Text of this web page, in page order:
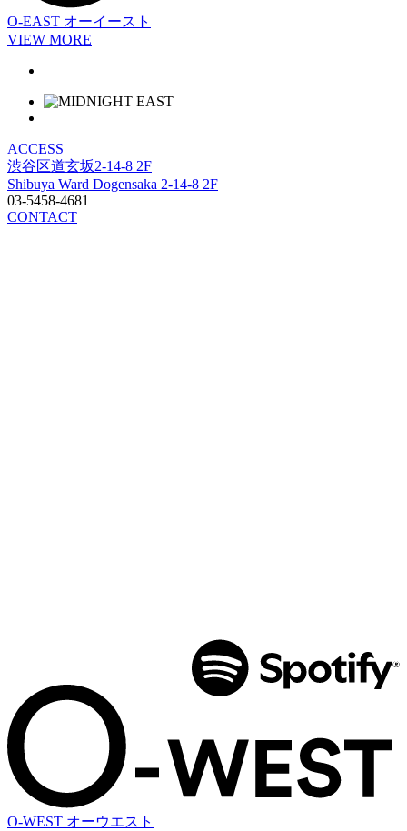
O-EAST オーイースト
VIEW MORE
ACCESS
渋谷区道玄坂2-14-8 2F
Shibuya Ward Dogensaka 2-14-8 2F
03-5458-4681
CONTACT
O-WEST オーウエスト